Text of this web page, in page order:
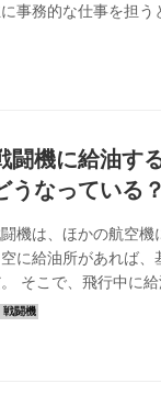
事務的な仕事を担う
部隊の本部、総務部
司は指揮官本人のみ
副官：政治の世界と
闘機に給油す
うなっている？
機は、ほかの航空
に給油所があれば
そこで、飛行中に
送機へ空中給油すれ
活躍する日本のKC-